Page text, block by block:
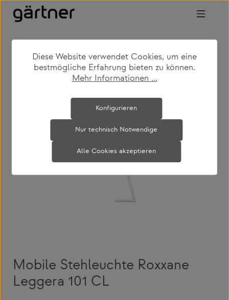
Zum Hauptinhalt springen
shop feed news tragbares-licht
Bildergalerie überspringen
Mobile Stehleuchte Roxxane
Leggera 101 CL
Diese Website verwendet Cookies, um eine
bestmögliche Erfahrung bieten zu können.
Mehr Informationen ...
Nur technisch Notwendige
Konfigurieren
Alle Cookies akzeptieren